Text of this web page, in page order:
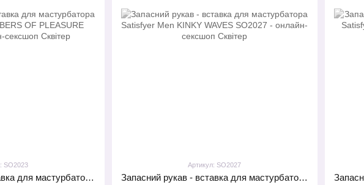
SO2023
Запасний рукав - вставка для мастурбатора Satisfyer Men CHAMBERS OF PLEASURE
Артикул: SO2027
Запасний рукав - вставка для мастурбатора Satisfyer Men KINKY WAVES